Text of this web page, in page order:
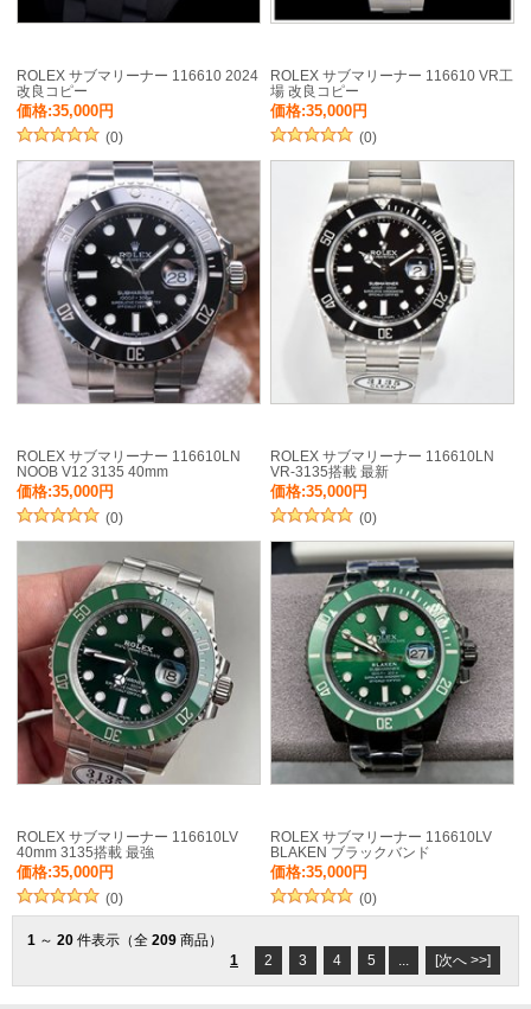
ROLEX サブマリーナー 116610 2024
改良コピー
価格:35,000円
(0)
ROLEX サブマリーナー 116610 VR工
場 改良コピー
価格:35,000円
(0)
ROLEX サブマリーナー 116610LN
NOOB V12 3135 40mm
価格:35,000円
(0)
ROLEX サブマリーナー 116610LN
VR-3135搭載 最新
価格:35,000円
(0)
ROLEX サブマリーナー 116610LV
40mm 3135搭載 最強
価格:35,000円
(0)
ROLEX サブマリーナー 116610LV
BLAKEN ブラックバンド
価格:35,000円
(0)
1 ～ 20 件表示（全 209 商品）
1
2 3 4 5 ... [次へ >>]